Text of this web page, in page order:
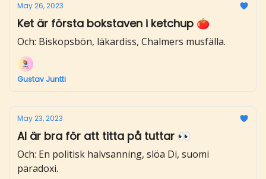
May 26, 2023
Ket är första bokstaven i ketchup 🍅
Och: Biskopsbön, läkardiss, Chalmers musfälla.
Gustav Juntti
May 23, 2023
AI är bra för att titta på tuttar 👀
Och: En politisk halvsanning, slöa Di, suomi
paradoxi.